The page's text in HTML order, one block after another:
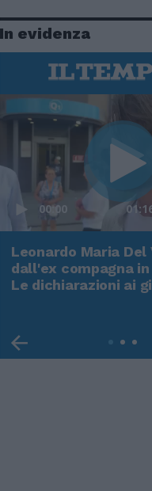
In evidenza
00:00
Leonardo Maria Del
dall'ex compagna
Le dichiarazioni ai